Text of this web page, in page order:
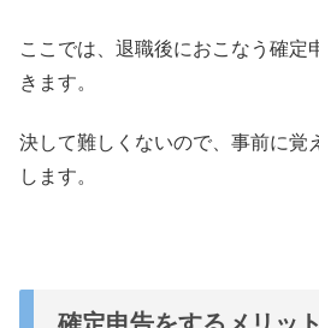
ここでは、退職後におこなう確定
きます。
決して難しくないので、事前に覚
します。